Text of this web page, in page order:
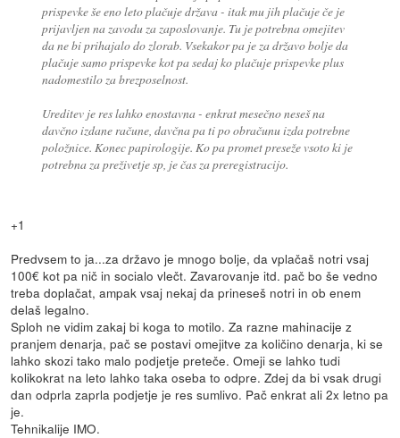
prispevke še eno leto plačuje država - itak mu jih plačuje če je
prijavljen na zavodu za zaposlovanje. Tu je potrebna omejitev
da ne bi prihajalo do zlorab. Vsekakor pa je za državo bolje da
plačuje samo prispevke kot pa sedaj ko plačuje prispevke plus
nadomestilo za brezposelnost.
Ureditev je res lahko enostavna - enkrat mesečno neseš na
davčno izdane račune, davčna pa ti po obračunu izda potrebne
položnice. Konec papirologije. Ko pa promet preseže vsoto ki je
potrebna za preživetje sp, je čas za preregistracijo.
+1
Predvsem to ja...za državo je mnogo bolje, da vplačaš notri vsaj
100€ kot pa nič in socialo vlečt. Zavarovanje itd. pač bo še vedno
treba doplačat, ampak vsaj nekaj da prineseš notri in ob enem
delaš legalno.
Sploh ne vidim zakaj bi koga to motilo. Za razne mahinacije z
pranjem denarja, pač se postavi omejitve za količino denarja, ki se
lahko skozi tako malo podjetje preteče. Omeji se lahko tudi
kolikokrat na leto lahko taka oseba to odpre. Zdej da bi vsak drugi
dan odprla zaprla podjetje je res sumlivo. Pač enkrat ali 2x letno pa
je.
Tehnikalije IMO.